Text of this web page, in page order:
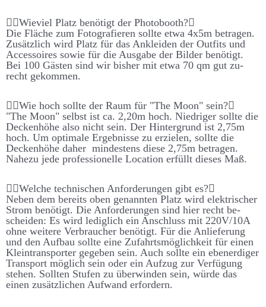
Wie­viel Platz be­nötigt der Photo­booth?
Die Fläche zum Foto­­graf­ieren sollte etwa 4x5m be­tragen.
Zu­­sätz­­lich wird Platz für das An­­kleiden der Out­­fits und
Accessoires sowie für die Aus­­gabe der Bilder be­­nötigt.
Bei 100 Gästen sind wir bis­her mit etwa 70 qm gut zu­­
recht ge­­kommen.
Wie hoch sollte der Raum für "The Moon" sein?
"The Moon" selbst ist ca. 2,20m hoch. Niedriger sollte die
Decken­­höhe also nicht sein. Der Hinter­­grund ist 2,75m
hoch. Um optimale Er­­geb­­nisse zu er­zielen, sollte die
Decken­­höhe daher mindestens diese 2,75m be­­tragen.
Nahe­­zu jede pro­­fessionelle Location er­­füllt dieses Maß.
Welche technischen Anforderungen gibt es?
Neben dem bereits oben ge­nannten Platz wird elektrischer
Strom be­nötigt. Die An­­forder­­ungen sind hier recht be­­
scheiden: Es wird ledig­lich ein An­schluss mit 220V/10A
ohne weitere Ver­braucher be­nötigt. Für die An­liefer­ung
und den Auf­bau sollte eine Zu­fahrts­möglich­keit für einen
Klein­trans­porter ge­geben sein. Auch sollte ein eben­erd­iger
Trans­port möglich sein oder ein Auf­zug zur Ver­füg­ung
stehen. Sollten Stufen zu über­winden sein, würde das
einen zu­sätz­lichen Auf­wand er­fordern.